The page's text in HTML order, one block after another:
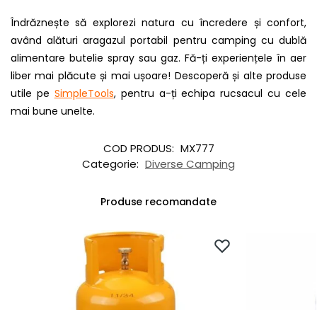
Îndrăznește să explorezi natura cu încredere și confort,
având alături aragazul portabil pentru camping cu dublă
alimentare butelie spray sau gaz. Fă-ți experiențele în aer
liber mai plăcute și mai ușoare! Descoperă și alte produse
utile pe SimpleTools, pentru a-ți echipa rucsacul cu cele
mai bune unelte.
COD PRODUS: MX777
Categorie: Diverse Camping
Produse recomandate